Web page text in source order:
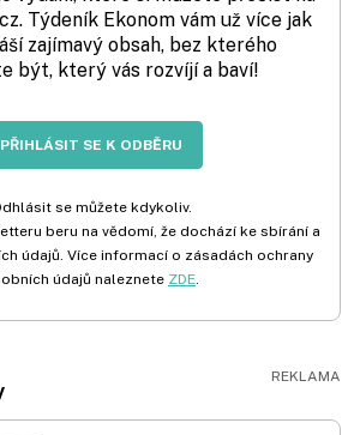
Týdeník Ekonom vám už více jak
zajímavý obsah, bez kterého
být, který vás rozvíjí a baví!
PŘIHLÁSIT SE K ODBĚRU
se můžete kdykoliv.
beru na vědomí, že dochází ke sbírání a
údajů. Více informací o zásadách ochrany
údajů naleznete ZDE.